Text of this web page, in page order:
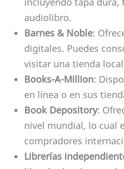
audiolibro.
Barnes & Noble:
digitales. Puedes
visitar una tienda
Books-A-Million:
en línea o en sus
Book Depository:
nivel mundial, lo cual
compradores
Librerías